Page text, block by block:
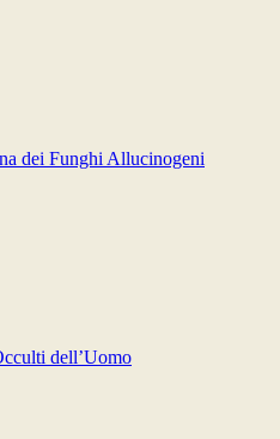
dei Funghi Allucinogeni
dell’Uomo